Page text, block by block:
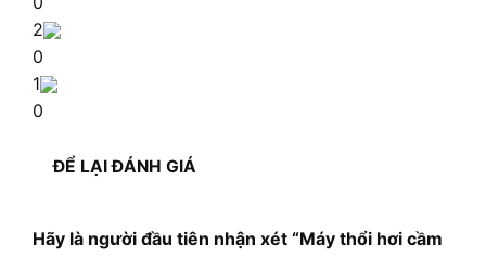
2
0
1
0
ĐỂ LẠI ĐÁNH GIÁ
Hãy là người đầu tiên nhận xét “Máy thổi hơi cầm